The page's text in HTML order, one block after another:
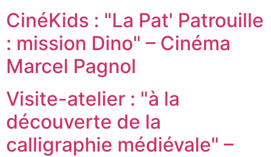
CinéKids : "La Pat' Patrouille
: mission Dino" – Cinéma
Marcel Pagnol
Visite-atelier : "à la
découverte de la
calligraphie médiévale" –